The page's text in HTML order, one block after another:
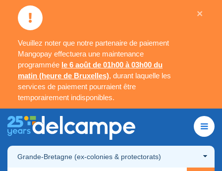
Veuillez noter que notre partenaire de paiement
Mangopay effectuera une maintenance
programmée le 6 août de 01h00 à 03h00 du
matin (heure de Bruxelles), durant laquelle les
services de paiement pourraient être
temporairement indisponibles.
×
Grande-Bretagne (ex-colonies & protectorats)